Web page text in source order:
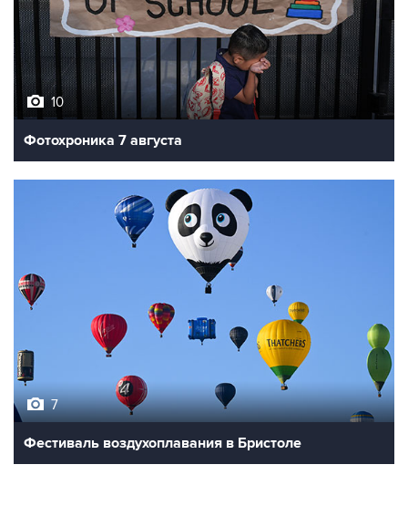
10
Фотохроника 7 августа
7
Фестиваль воздухоплавания в Бристоле